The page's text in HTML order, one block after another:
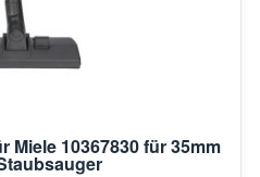
10367830 für 35mm